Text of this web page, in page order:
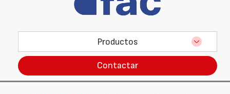
Productos
Contactar